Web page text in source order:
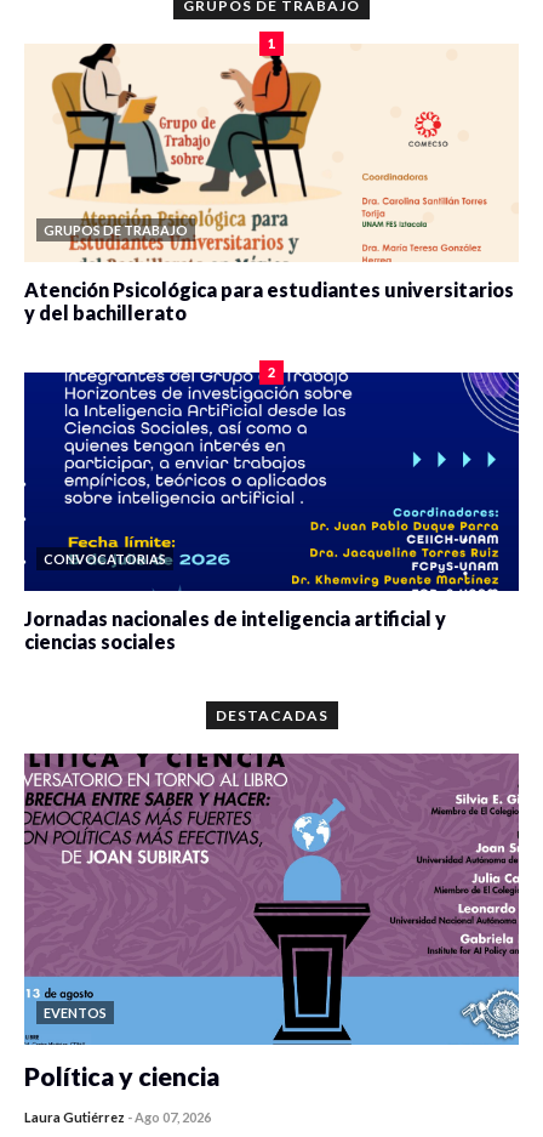
GRUPOS DE TRABAJO
1
GRUPOS DE TRABAJO
Atención Psicológica para estudiantes universitarios
y del bachillerato
2
CONVOCATORIAS
Jornadas nacionales de inteligencia artificial y
ciencias sociales
DESTACADAS
EVENTOS
Política y ciencia
Laura Gutiérrez -Ago 07, 2026